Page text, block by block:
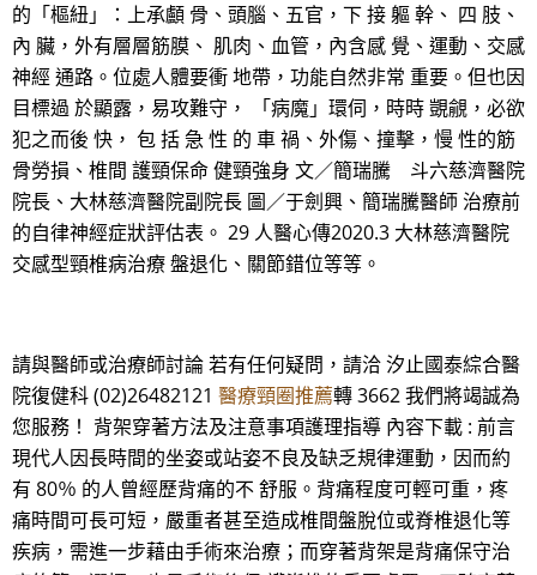
的「樞紐」：上承顱 骨、頭腦、五官，下 接 軀 幹、 四 肢、
內 臟，外有層層筋膜、 肌肉、血管，內含感 覺、運動、交感
神經 通路。位處人體要衝 地帶，功能自然非常 重要。但也因
目標過 於顯露，易攻難守， 「病魔」環伺，時時 覬覦，必欲
犯之而後 快， 包 括 急 性 的 車 禍、外傷、撞擊，慢 性的筋
骨勞損、椎間 護頸保命 健頸強身 文／簡瑞騰 斗六慈濟醫院
院長、大林慈濟醫院副院長 圖／于劍興、簡瑞騰醫師 治療前
的自律神經症狀評估表。 29 人醫心傳2020.3 大林慈濟醫院
交感型頸椎病治療 盤退化、關節錯位等等。
請與醫師或治療師討論 若有任何疑問，請洽 汐止國泰綜合醫
院復健科 (02)26482121 醫療頸圈推薦轉 3662 我們將竭誠為
您服務！ 背架穿著方法及注意事項護理指導 內容下載 : 前言
現代人因長時間的坐姿或站姿不良及缺乏規律運動，因而約
有 80％ 的人曾經歷背痛的不 舒服。背痛程度可輕可重，疼
痛時間可長可短，嚴重者甚至造成椎間盤脫位或脊椎退化等
疾病，需進一步藉由手術來治療；而穿著背架是背痛保守治